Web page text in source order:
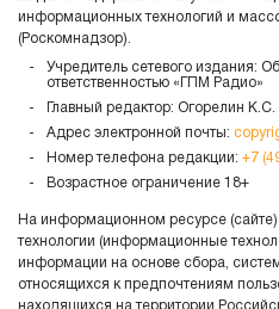
информационных технологий и
(Роскомнадзор).
Учредитель сетевого издания:
ответственностью «ГПМ Радио»
Главный редактор: Огорелин К.С.
Адрес электронной почты:
Номер телефона редакции: +7
Возрастное ограничение 18+
На информационном ресурсе
технологии (информационные
информации на основе сбора,
относящихся к предпочтениям
находящихся на территории